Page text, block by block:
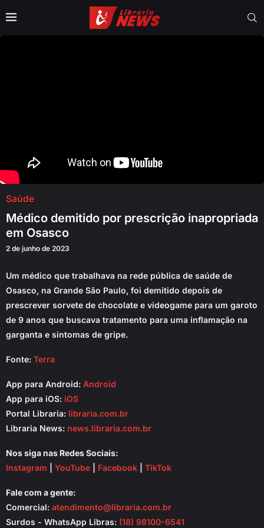
Saúde
Médico demitido por prescrição inapropriada
em Osasco
2 de junho de 2023
Um médico que trabalhava na rede pública de saúde de
Osasco, na Grande São Paulo, foi demitido depois de
prescrever sorvete de chocolate e videogame para um garoto
de 9 anos que buscava tratamento para uma inflamação na
garganta e sintomas de gripe.
Fonte: Terra
App para Android: Android
App para iOS: iOS
Portal Libraria: libraria.com.br
Libraria News: news.libraria.com.br
Nos siga nas Redes Sociais:
Instagram
YouTube Facebook TikTok
Fale com a gente:
Comercial: atendimento@libraria.com.br
Surdos - WhatsApp Libras: (18) 98100-6541